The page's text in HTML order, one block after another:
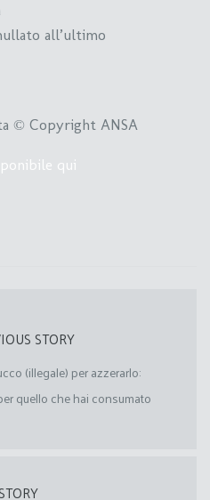
all’ultimo
© Copyright ANSA
qui
STORY
(illegale) per azzerarlo:
quello che hai consumato